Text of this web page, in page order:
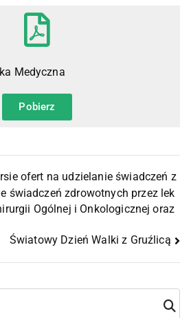
Medyczna
Pobierz
ofert na udzielanie świadczeń z
świadczeń zdrowotnych przez lek
Ogólnej i Onkologicznej oraz
Światowy Dzień Walki z Gruźlicą
Szuka
j